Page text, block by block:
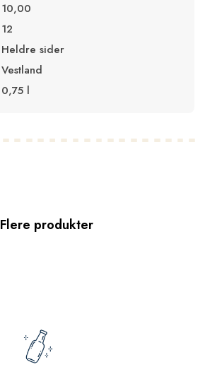
10,00
12
Heldre sider
Vestland
0,75 l
Flere produkter